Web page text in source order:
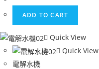
ADD TO CART
Quick View
Quick View
電解水機